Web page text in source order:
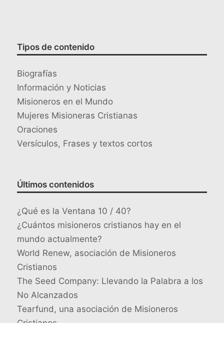
Tipos de contenido
Biografías
Información y Noticias
Misioneros en el Mundo
Mujeres Misioneras Cristianas
Oraciones
Versículos, Frases y textos cortos
Últimos contenidos
¿Qué es la Ventana 10 / 40?
¿Cuántos misioneros cristianos hay en el
mundo actualmente?
World Renew, asociación de Misioneros
Cristianos
The Seed Company: Llevando la Palabra a los
No Alcanzados
Tearfund, una asociación de Misioneros
Cristianos